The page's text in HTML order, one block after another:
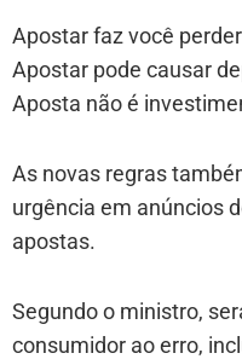
Apostar faz você
⁠Apostar pode causar
Aposta não é
As novas regras
urgência em anúncios
apostas.
Segundo o ministro,
consumidor ao erro,